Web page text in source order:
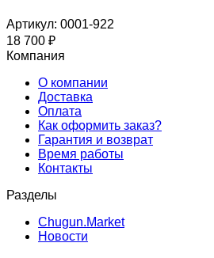
Артикул: 0001-922
18 700 ₽
Компания
О компании
Доставка
Оплата
Как оформить заказ?
Гарантия и возврат
Время работы
Контакты
Разделы
Chugun.Market
Новости